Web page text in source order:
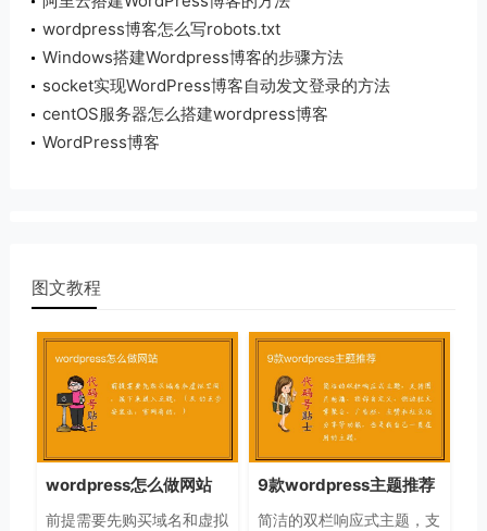
wordpress博客怎么写robots.txt
Windows搭建Wordpress博客的步骤方法
socket实现WordPress博客自动发文登录的方法
centOS服务器怎么搭建wordpress博客
WordPress博客
图文教程
wordpress怎么做网站
前提需要先购买域名和虚拟
9款wordpress主题推荐
简洁的双栏响应式主题，支